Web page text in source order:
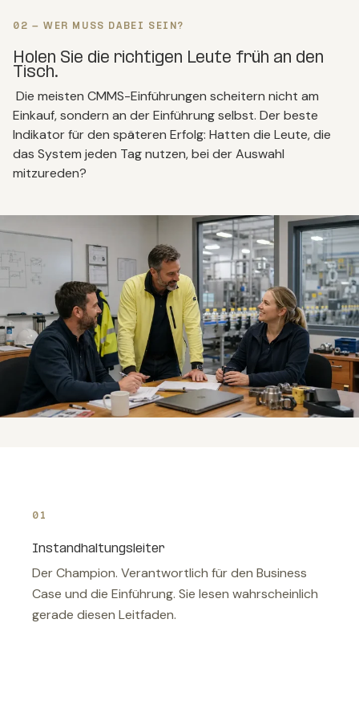
02 - WER MUSS DABEI SEIN?
Holen Sie die richtigen Leute früh an den
Tisch.
Die meisten CMMS-Einführungen scheitern nicht am
Einkauf, sondern an der Einführung selbst. Der beste
Indikator für den späteren Erfolg: Hatten die Leute, die
das System jeden Tag nutzen, bei der Auswahl
mitzureden?
01
Instandhaltungsleiter
Der Champion. Verantwortlich für den Business
Case und die Einführung. Sie lesen wahrscheinlich
gerade diesen Leitfaden.